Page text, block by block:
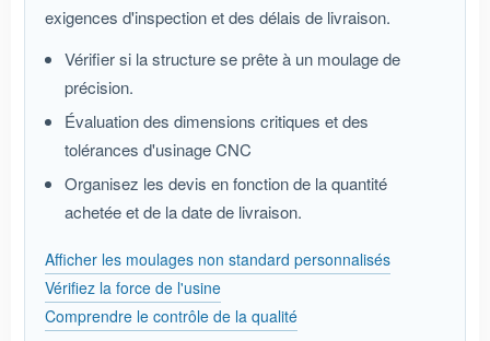
exigences d'inspection et des délais de livraison.
Vérifier si la structure se prête à un moulage de
précision.
Évaluation des dimensions critiques et des
tolérances d'usinage CNC
Organisez les devis en fonction de la quantité
achetée et de la date de livraison.
Afficher les moulages non standard personnalisés
Vérifiez la force de l'usine
Comprendre le contrôle de la qualité